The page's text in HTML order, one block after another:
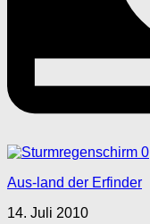
0
Aus-land der Erfinder
14. Juli 2010